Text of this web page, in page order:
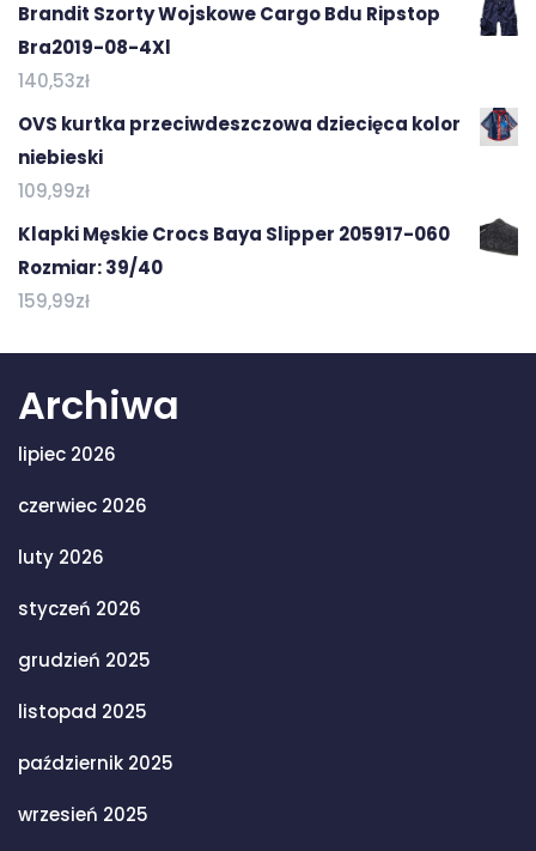
Brandit Szorty Wojskowe Cargo Bdu Ripstop
Bra2019-08-4Xl
140,53zł
OVS kurtka przeciwdeszczowa dziecięca kolor
niebieski
109,99zł
Klapki Męskie Crocs Baya Slipper 205917-060
Rozmiar: 39/40
159,99zł
Archiwa
lipiec 2026
czerwiec 2026
luty 2026
styczeń 2026
grudzień 2025
listopad 2025
październik 2025
wrzesień 2025